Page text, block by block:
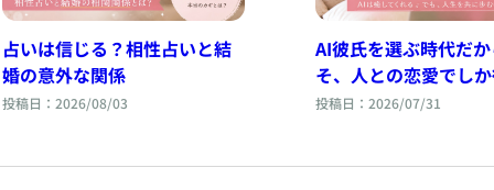
占いは信じる？相性占いと結
婚の意外な関係
投稿日：2026/08/03
AI彼氏を選ぶ時代だ
そ、人との恋愛でし
ないもの。
投稿日：2026/07/31